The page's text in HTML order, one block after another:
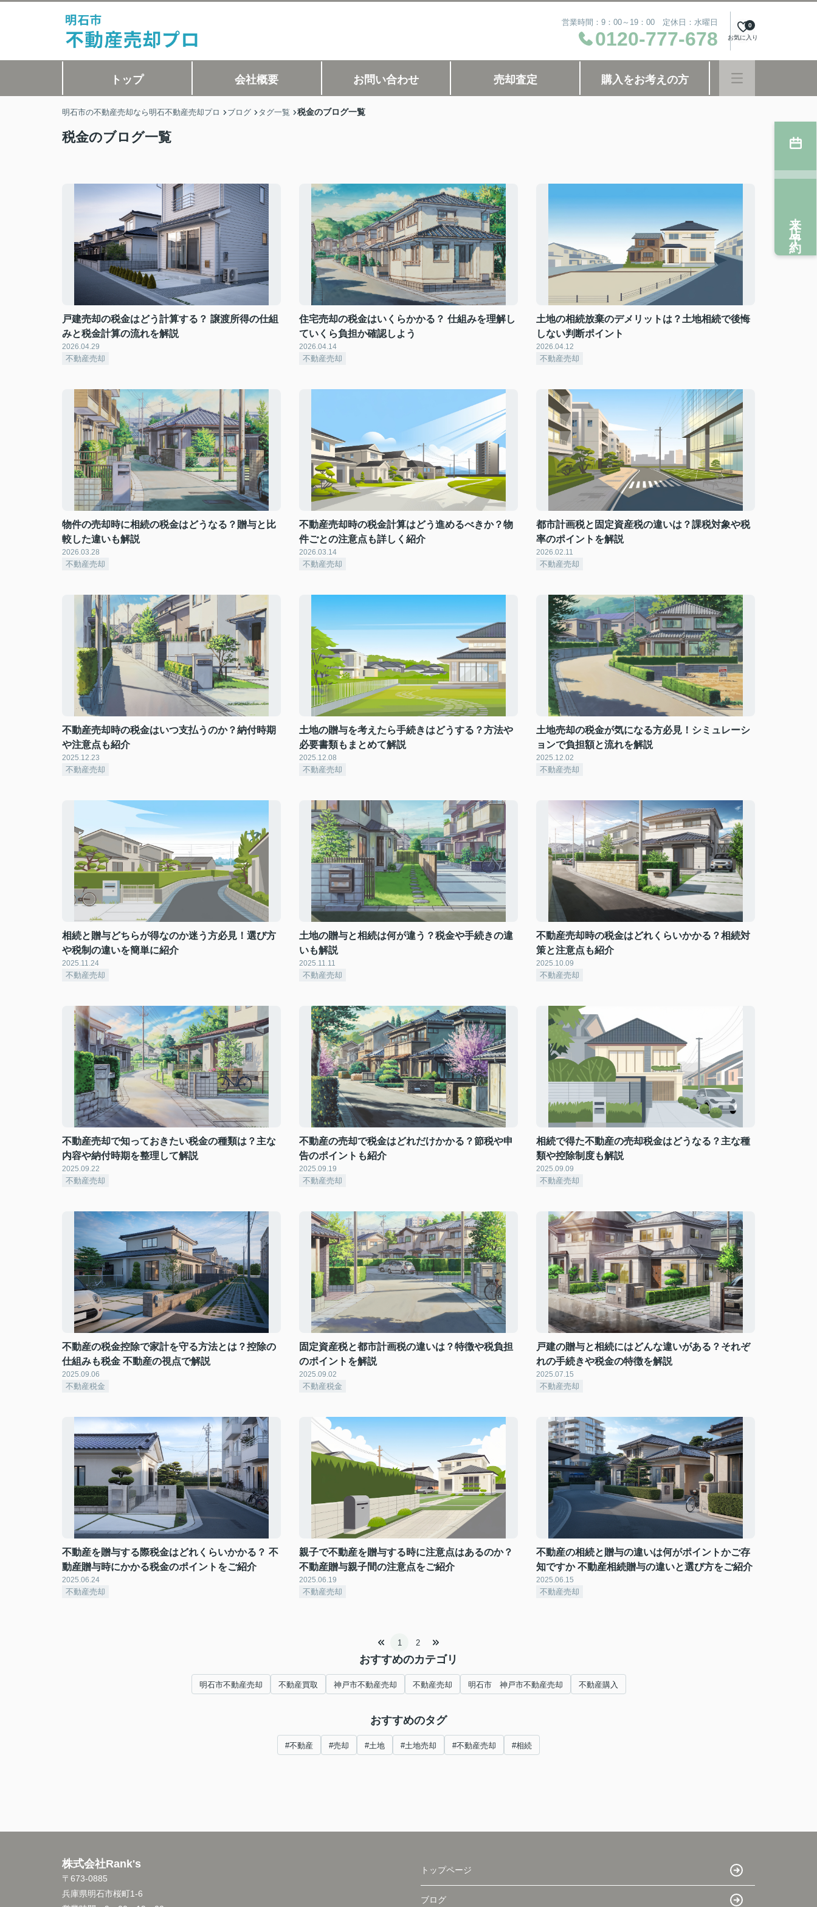
営業時間：9：00～19：00 定休日：水曜日
0120-777-678 お気に入り
0
トップ 会社概要 お問い合わせ 売却査定 購入をお考えの方
明石市の不動産売却なら明石不動産売却プロ ブログ タグ一覧 税金のブログ一覧
税金のブログ一覧
戸建売却の税金はどう計算する？ 譲渡所得の仕組
みと税金計算の流れを解説
2026.04.29
不動産売却
住宅売却の税金はいくらかかる？ 仕組みを理解し
ていくら負担か確認しよう
2026.04.14
不動産売却
土地の相続放棄のデメリットは？土地相続で後悔
しない判断ポイント
2026.04.12
不動産売却
物件の売却時に相続の税金はどうなる？贈与と比
較した違いも解説
2026.03.28
不動産売却
不動産売却時の税金計算はどう進めるべきか？物
件ごとの注意点も詳しく紹介
2026.03.14
不動産売却
都市計画税と固定資産税の違いは？課税対象や税
率のポイントを解説
2026.02.11
不動産売却
不動産売却時の税金はいつ支払うのか？納付時期
や注意点も紹介
2025.12.23
不動産売却
土地の贈与を考えたら手続きはどうする？方法や
必要書類もまとめて解説
2025.12.08
不動産売却
土地売却の税金が気になる方必見！シミュレーシ
ョンで負担額と流れを解説
2025.12.02
不動産売却
相続と贈与どちらが得なのか迷う方必見！選び方
や税制の違いを簡単に紹介
2025.11.24
不動産売却
土地の贈与と相続は何が違う？税金や手続きの違
いも解説
2025.11.11
不動産売却
不動産売却時の税金はどれくらいかかる？相続対
策と注意点も紹介
2025.10.09
不動産売却
不動産売却で知っておきたい税金の種類は？主な
内容や納付時期を整理して解説
2025.09.22
不動産売却
不動産の売却で税金はどれだけかかる？節税や申
告のポイントも紹介
2025.09.19
不動産売却
相続で得た不動産の売却税金はどうなる？主な種
類や控除制度も解説
2025.09.09
不動産売却
不動産の税金控除で家計を守る方法とは？控除の
仕組みも税金 不動産の視点で解説
2025.09.06
不動産税金
固定資産税と都市計画税の違いは？特徴や税負担
のポイントを解説
2025.09.02
不動産税金
戸建の贈与と相続にはどんな違いがある？それぞ
れの手続きや税金の特徴を解説
2025.07.15
不動産売却
不動産を贈与する際税金はどれくらいかかる？ 不
動産贈与時にかかる税金のポイントをご紹介
2025.06.24
不動産売却
親子で不動産を贈与する時に注意点はあるのか？
不動産贈与親子間の注意点をご紹介
2025.06.19
不動産売却
不動産の相続と贈与の違いは何がポイントかご存
知ですか 不動産相続贈与の違いと選び方をご紹介
2025.06.15
不動産売却
1 2
おすすめのカテゴリ
明石市不動産売却 不動産買取 神戸市不動産売却 不動産売却 明石市 神戸市不動産売却 不動産購入
おすすめのタグ
#不動産 #売却 #土地 #土地売却 #不動産売却 #相続
来店予約
株式会社Rank's
〒673-0885
兵庫県明石市桜町1-6
トップページ
ブログ